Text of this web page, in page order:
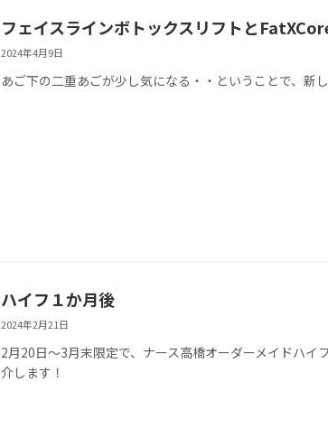
フェイスラインボトックスリフトと
2024年4月9日
あご下の二重あごが少し気になる・・ということで、新
ハイフ１か月後
2024年2月21日
2月20日～3月末限定で、ナース高橋オーダーメイドハ
介します！